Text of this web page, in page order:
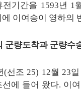
전기간을 1593년 1
에 이여송이 영하의
군량도착과 군량수
(선조 25) 12월 23
선에 들어 왔다. 이